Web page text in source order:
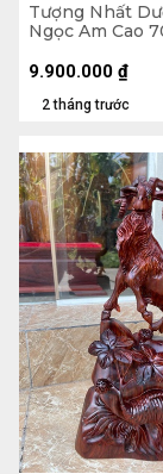
Tượng Nhất
Ngọc Am Cao
2 tháng trước
9.900.000 ₫